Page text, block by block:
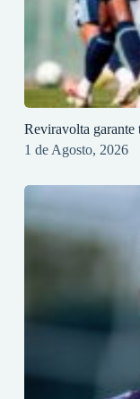
Reviravolta garante
1 de Agosto, 2026